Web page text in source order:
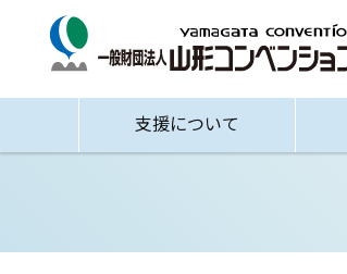
支援について